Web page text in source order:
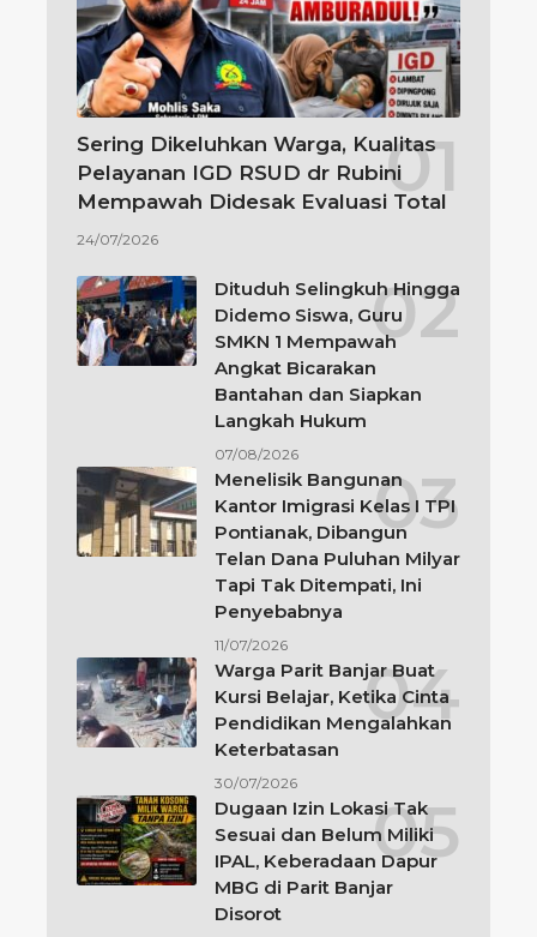
Sering Dikeluhkan Warga, Kualitas
Pelayanan IGD RSUD dr Rubini
Mempawah Didesak Evaluasi Total
24/07/2026
Dituduh Selingkuh Hingga
Didemo Siswa, Guru
SMKN 1 Mempawah
Angkat Bicarakan
Bantahan dan Siapkan
Langkah Hukum
07/08/2026
Menelisik Bangunan
Kantor Imigrasi Kelas I TPI
Pontianak, Dibangun
Telan Dana Puluhan Milyar
Tapi Tak Ditempati, Ini
Penyebabnya
11/07/2026
Warga Parit Banjar Buat
Kursi Belajar, Ketika Cinta
Pendidikan Mengalahkan
Keterbatasan
30/07/2026
Dugaan Izin Lokasi Tak
Sesuai dan Belum Miliki
IPAL, Keberadaan Dapur
MBG di Parit Banjar
Disorot